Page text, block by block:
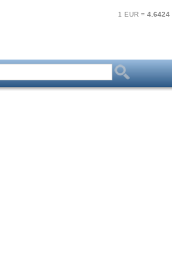
1 EUR = 4.6424